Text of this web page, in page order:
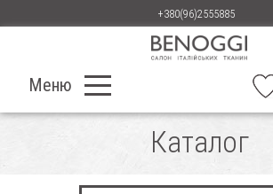
+380(96)2555885
Меню
Каталог